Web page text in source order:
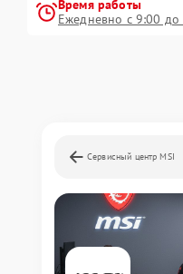
Время работы
Ежедневно с 9:00 до
Сервисный центр MSI